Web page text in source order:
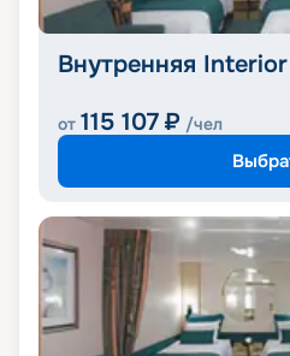
Внутренняя
от 115 107 ₽ /чел